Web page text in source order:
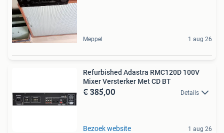
Meppel 1 aug 26
Refurbished Adastra RMC120D 100V
Mixer Versterker Met CD BT
€ 385,00 Details
Bezoek website 1 aug 26